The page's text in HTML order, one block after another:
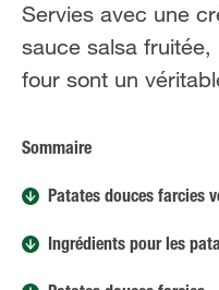
Servies avec une
sauce salsa
four sont un
Sommaire
Patates douces farcies
Ingrédients pour les